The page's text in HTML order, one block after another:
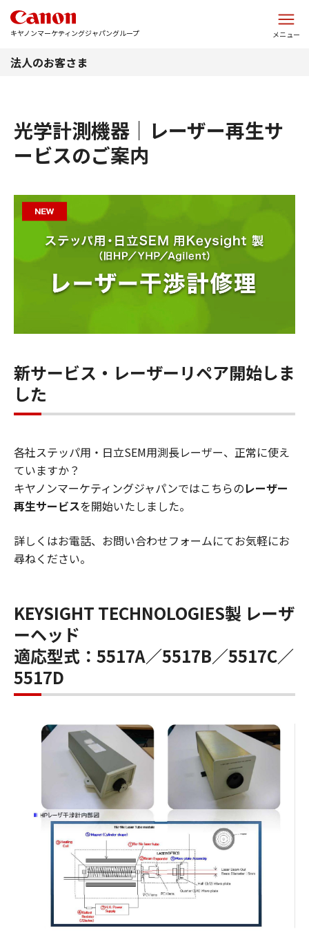
キヤノンマーケティングジャパングループ メニュー
法人のお客さま
光学計測機器｜レーザー再生サ
ービスのご案内
新サービス・レーザーリペア開始しま
した
各社ステッパ用・日立SEM用測長レーザー、正常に使え
ていますか？
キヤノンマーケティングジャパンではこちらのレーザー
再生サービスを開始いたしました。
詳しくはお電話、お問い合わせフォームにてお気軽にお
尋ねください。
KEYSIGHT TECHNOLOGIES製 レーザ
ーヘッド
適応型式：5517A／5517B／5517C／
5517D